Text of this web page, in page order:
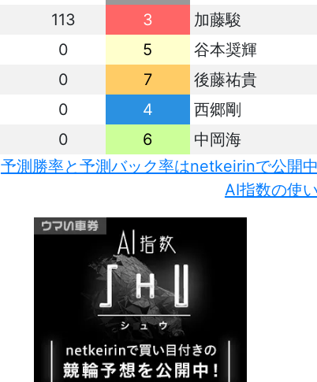
113 3
加藤駿
0 5
谷本奨輝
0 7
後藤祐貴
0 4
西郷剛
0 6
中岡海
予測勝率と予測バック率はnetkeirinで公開
AI指数の使